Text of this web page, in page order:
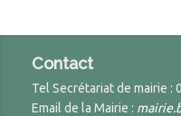
Contact
Tel Secrétariat de mairie :
Email de la Mairie :